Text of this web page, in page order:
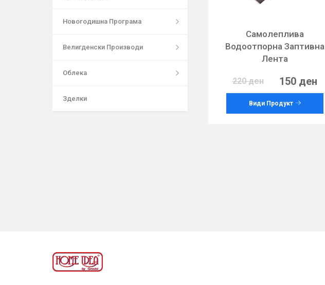
Новогодишна Програма
Велигденски Производи
Облека
Зделки
Самолеплива
Водоотпорна Заптивна
Лента
220 ден 150 ден
Види Продукт